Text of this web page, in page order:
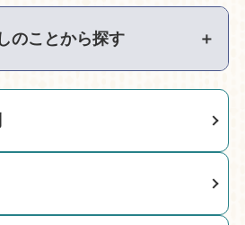
のことから探す ＋